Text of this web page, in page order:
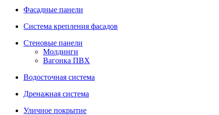
Фасадные панели
Система крепления фасадов
Стеновые панели
Молдинги
Вагонка ПВХ
Водосточная система
Дренажная система
Уличное покрытие